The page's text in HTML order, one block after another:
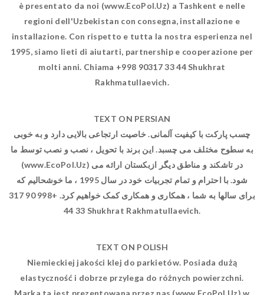
è presentato da noi (www.EcoPol.Uz) a Tashkent e nelle
regioni dell'Uzbekistan con consegna, installazione e
installazione. Con rispetto e tutta la nostra esperienza nel
1995, siamo lieti di aiutarti, partnership e cooperazione per
molti anni. Chiama +998 90317 33 44 Shukhrat
Rakhmatullaevich.
TEXT ON PERSIAN
چسب پارکت با کیفیت آلمانی. خاصیت ارتجاعی بالایی دارد و به خوبی
به سطوح مختلف می چسبد. این برند با تحویل ، نصب و نصب توسط ما
(www.EcoPol.Uz) در تاشکند و مناطق دیگر ازبکستان ارائه می
شود. با احترام و تمام تجربیات خود در سال 1995 ، ما خوشحالیم که
برای سالها به شما ، همکاری و همکاری کمک خواهیم کرد. +998 90 317
33 44 Shukhrat Rakhmatullaevich.
TEXT ON POLISH
Niemieckiej jakości klej do parkietów. Posiada dużą
elastyczność i dobrze przylega do różnych powierzchni.